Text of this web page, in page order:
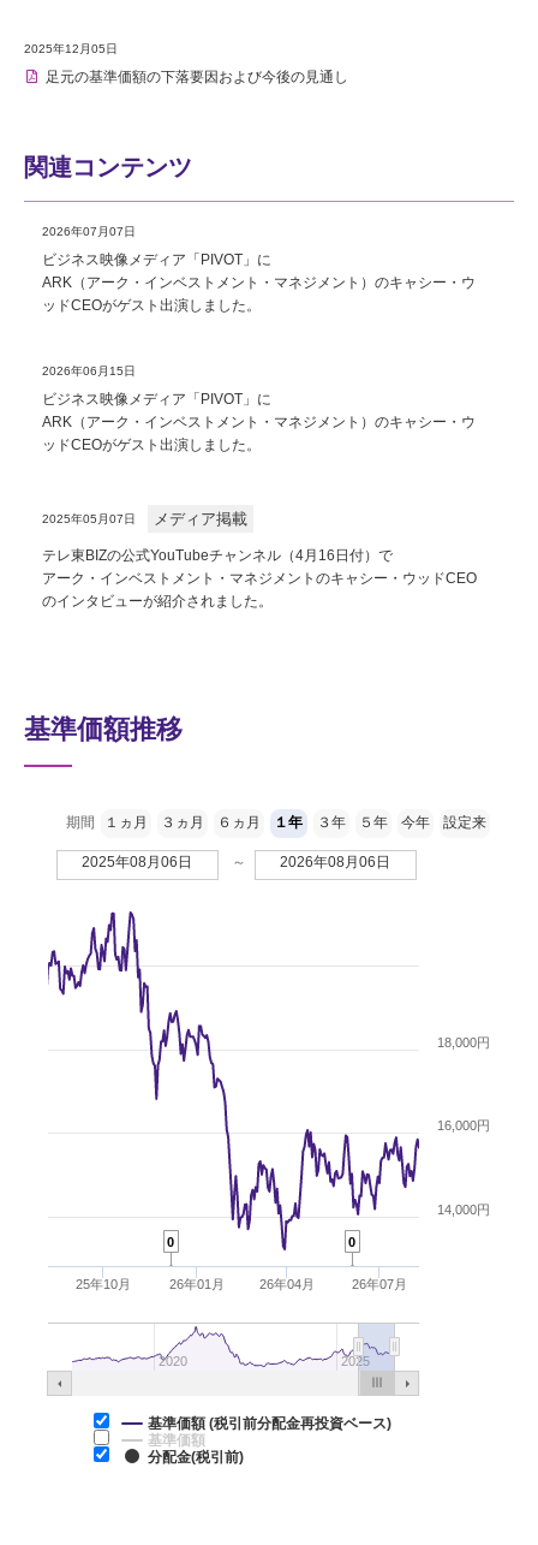
2025年12月05日
足元の基準価額の下落要因および今後の見通し
関連コンテンツ
2026年07月07日
ビジネス映像メディア「PIVOT」に
ARK（アーク・インベストメント・マネジメント）のキャシー・ウ
ッドCEOがゲスト出演しました。
2026年06月15日
ビジネス映像メディア「PIVOT」に
ARK（アーク・インベストメント・マネジメント）のキャシー・ウ
ッドCEOがゲスト出演しました。
2025年05月07日 メディア掲載
テレ東BIZの公式YouTubeチャンネル（4月16日付）で
アーク・インベストメント・マネジメントのキャシー・ウッドCEO
のインタビューが紹介されました。
基準価額推移
0
0
26年01月 26年07月
25年10月 26年04月
2020 2025
14,000円
16,000円
18,000円
期間 １ヵ月 ３ヵ月 ６ヵ月 １年 ３年 ５年 今年 設定来
2025年08月06日 ～ 2026年08月06日
基準価額 (税引前分配金再投資ベース)
基準価額
分配金(税引前)